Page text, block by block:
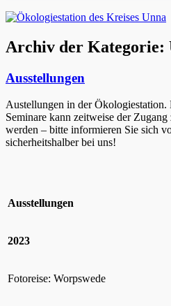
Archiv der Kategorie:
Ausstellungen
Austellungen in der Ökologiestation.
Seminare kann zeitweise der
werden – bitte informieren Sie sich
sicherheitshalber bei uns!
Ausstellungen
2023
Fotoreise: Worpswede